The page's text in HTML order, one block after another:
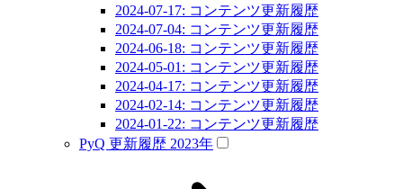
2024-07-17: コンテンツ更新履歴
2024-07-04: コンテンツ更新履歴
2024-06-18: コンテンツ更新履歴
2024-05-01: コンテンツ更新履歴
2024-04-17: コンテンツ更新履歴
2024-02-14: コンテンツ更新履歴
2024-01-22: コンテンツ更新履歴
PyQ 更新履歴 2023年